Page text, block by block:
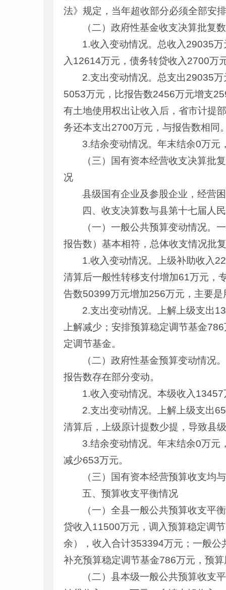
法》规定，当年超收部分必须全部安
（二）政府性基金收支决算批复
1.收入变动情况。总收入29035
入12614万元，债务转贷收入2700万
2.支出变动情况。总支出29035
5053万元，比报告数2456万元增支
有土地使用权出让收入后，省市计提
务还本支出2700万元，与报告数相同
3.结余变动情况。年末结余0万元
（三）国有资本经营收支决算批
况
县级国有企业及参股企业，经营
四、收支决算数与县第十七届人
（一）一般公共预算变动情况。
报告数）基本相符，总体收支情况批
1.收入变动情况。上级补助收入
清算后一般性转移支付增加61万元，
告数50399万元增加256万元，主要
2.支出变动情况。上解上级支出
上解减少；安排预算稳定调节基金
定调节基金。
（二）政府性基金预算变动情况
报告数存在部分变动。
1.收入变动情况。本级收入
2.支出变动情况。上解上级支出
清算后，上级原计提数少提，导致县
3.结余变动情况。年末结余0万元
减少653万元。
（三）国有资本经营预算收支均
五、预算收支平衡情况
（一）全县一般公共预算收支平
贷收入11500万元，调入预算稳定调
余），收入合计353394万元；一般
补充预算稳定调节基金786万元，预
（二）县本级一般公共预算收支